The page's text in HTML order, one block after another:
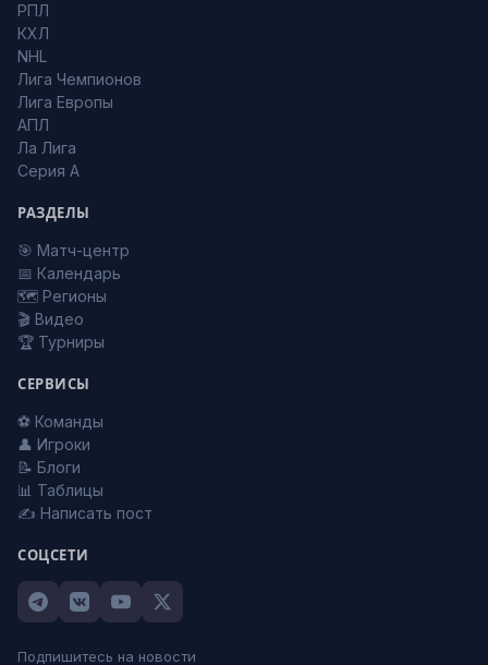
РПЛ
КХЛ
NHL
Лига Чемпионов
Лига Европы
АПЛ
Ла Лига
Серия А
РАЗДЕЛЫ
🎯 Матч-центр
📅 Календарь
🗺️ Регионы
🎬 Видео
🏆 Турниры
СЕРВИСЫ
⚽ Команды
👤 Игроки
📝 Блоги
📊 Таблицы
✍️ Написать пост
СОЦСЕТИ
Подпишитесь на новости